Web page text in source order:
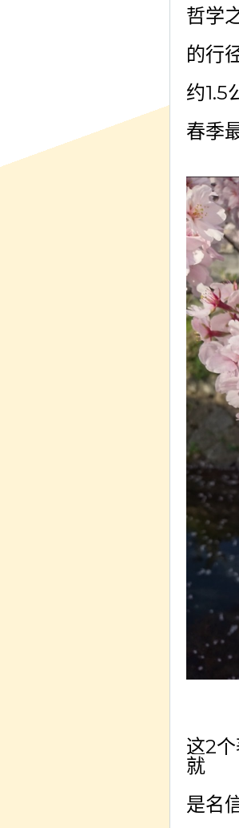
哲学
的行
约1.5
春季
这2
就
是名